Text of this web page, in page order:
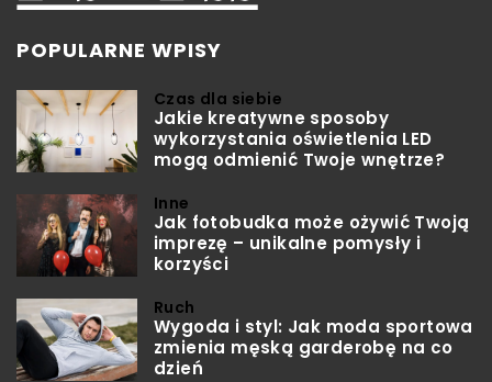
POPULARNE WPISY
Czas dla siebie
Jakie kreatywne sposoby
wykorzystania oświetlenia LED
mogą odmienić Twoje wnętrze?
Inne
Jak fotobudka może ożywić Twoją
imprezę – unikalne pomysły i
korzyści
Ruch
Wygoda i styl: Jak moda sportowa
zmienia męską garderobę na co
dzień